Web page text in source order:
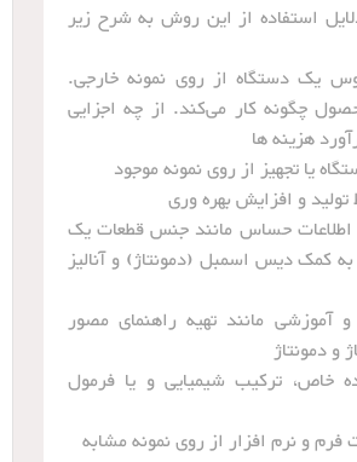
استفاده از این روش به شرح زیر
یک دستگاه از روی نمونه خارجی.
چگونه کار می‌کند. از چه اجزایی
هزینه‌ ها
یا تجهیز از روی نمونه موجود
و افزایش بهره وری
حساس مانند جنس قطعات یک
کمک دیس اسمبل (دمونتاژ) و آنالیز
آموزشی مانند تهیه راهنمای مصور
و دمونتاژ
خاص، ترکیب شیمیایی و یا فرمول
و نرم افزار از روی نمونه مشابه